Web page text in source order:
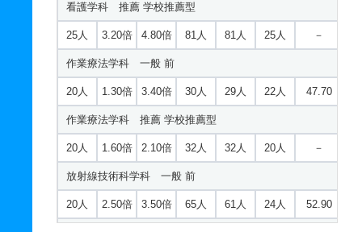
看護学科 推薦 学校推薦型
25人 3.20倍 4.80倍 81人 81人 25人 －
作業療法学科 一般 前
20人 1.30倍 3.40倍 30人 29人 22人 47.70
作業療法学科 推薦 学校推薦型
20人 1.60倍 2.10倍 32人 32人 20人 －
放射線技術科学科 一般 前
20人 2.50倍 3.50倍 65人 61人 24人 52.90